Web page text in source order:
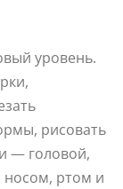
уровень.
рисовать
— головой,
носом, ртом и